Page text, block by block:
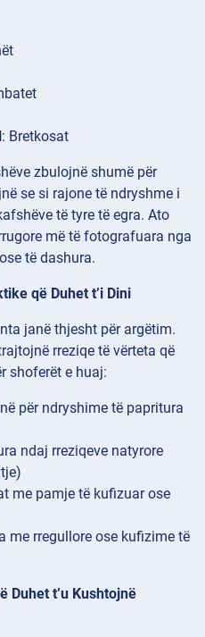
: Bretkosat
zbulojnë shumë për
se si rajone të ndryshme i
të tyre të egra. Ato
më të fotografuara nga
të dashura.
që Duhet t’i Dini
janë thjesht për argëtim.
rreziqe të vërteta që
shoferët e huaj:
për ndryshime të papritura
ndaj rreziqeve natyrore
me pamje të kufizuar ose
me rregullore ose kufizime të
Duhet t’u Kushtojnë